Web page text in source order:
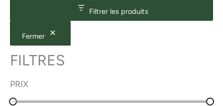
Filtrer les produits
Fermer
FILTRES
PRIX